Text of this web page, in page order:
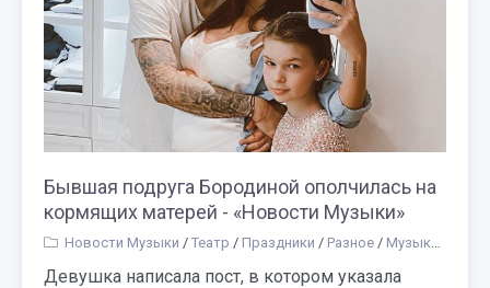
Бывшая подруга Бородиной ополчилась на
кормящих матерей - «Новости Музыки»
Новости Музыки / Театр / Праздники / Разное / Музыка /
Девушка написала пост, в котором указала